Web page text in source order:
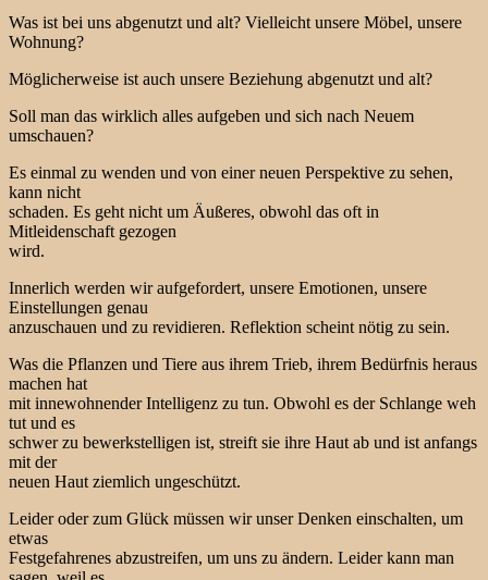
Was ist bei uns abgenutzt und alt? Vielleicht unsere Möbel, unsere
Wohnung?
Möglicherweise ist auch unsere Beziehung abgenutzt und alt?
Soll man das wirklich alles aufgeben und sich nach Neuem
umschauen?
Es einmal zu wenden und von einer neuen Perspektive zu sehen,
kann nicht
schaden. Es geht nicht um Äußeres, obwohl das oft in
Mitleidenschaft gezogen
wird.
Innerlich werden wir aufgefordert, unsere Emotionen, unsere
Einstellungen genau
anzuschauen und zu revidieren. Reflektion scheint nötig zu sein.
Was die Pflanzen und Tiere aus ihrem Trieb, ihrem Bedürfnis heraus
machen hat
mit innewohnender Intelligenz zu tun. Obwohl es der Schlange weh
tut und es
schwer zu bewerkstelligen ist, streift sie ihre Haut ab und ist anfangs
mit der
neuen Haut ziemlich ungeschützt.
Leider oder zum Glück müssen wir unser Denken einschalten, um
etwas
Festgefahrenes abzustreifen, um uns zu ändern. Leider kann man